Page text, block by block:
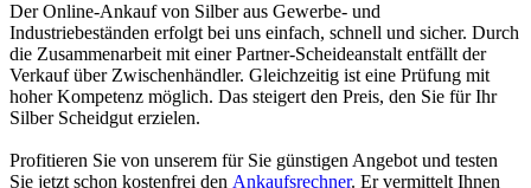
Der Online-Ankauf von Silber aus Gewerbe- und
Industriebeständen erfolgt bei uns einfach, schnell und sicher. Durch
die Zusammenarbeit mit einer Partner-Scheideanstalt entfällt der
Verkauf über Zwischenhändler. Gleichzeitig ist eine Prüfung mit
hoher Kompetenz möglich. Das steigert den Preis, den Sie für Ihr
Silber Scheidgut erzielen.
Profitieren Sie von unserem für Sie günstigen Angebot und testen
Sie jetzt schon kostenfrei den Ankaufsrechner. Er vermittelt Ihnen